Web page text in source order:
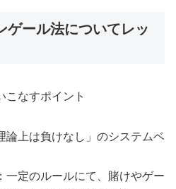
ール法についてレッ
論上は負けなし」のシステムベ
定のルールにて、賭けやゲー